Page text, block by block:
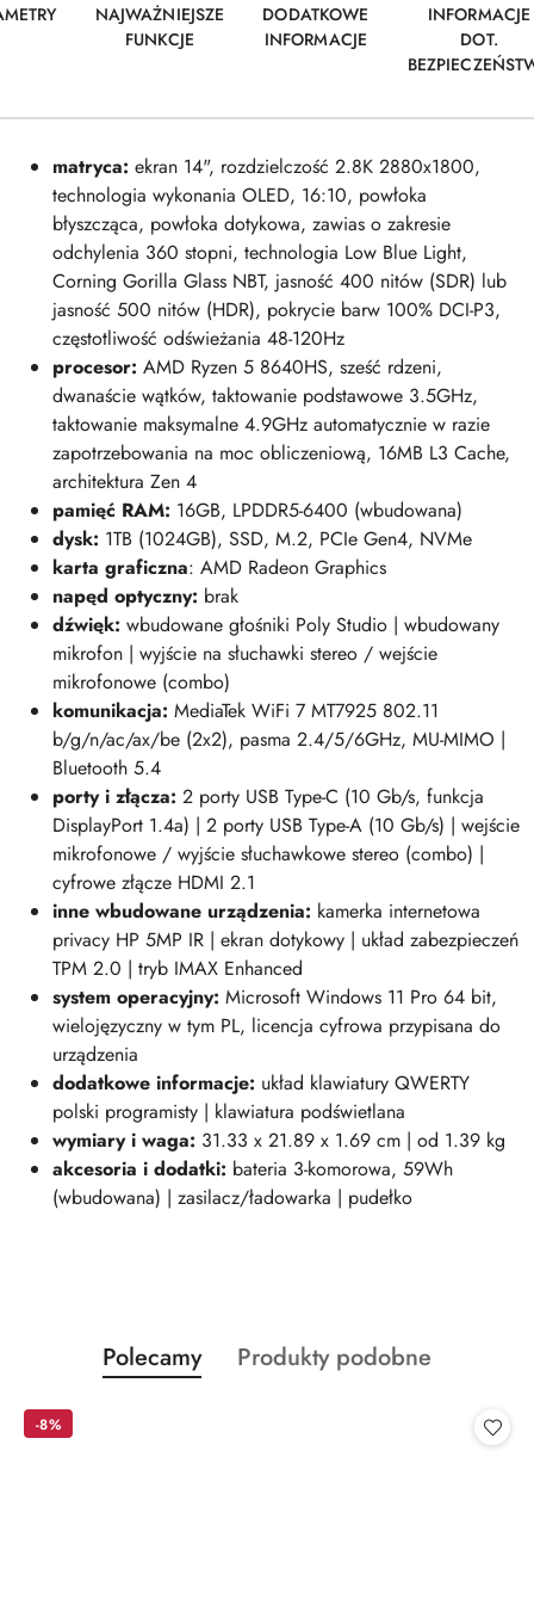
NAJWAŻNIEJSZE
FUNKCJE
DODATKOWE
INFORMACJE
INFORMACJE
DOT.
matryca: ekran 14", rozdzielczość 2.8K 2880x1800,
technologia wykonania OLED, 16:10, powłoka
błyszcząca, powłoka dotykowa, zawias o zakresie
odchylenia 360 stopni, technologia Low Blue Light,
Corning Gorilla Glass NBT, jasność 400 nitów (SDR) lub
jasność 500 nitów (HDR), pokrycie barw 100% DCI-P3,
częstotliwość odświeżania 48-120Hz
procesor: AMD Ryzen 5 8640HS, sześć rdzeni,
dwanaście wątków, taktowanie podstawowe 3.5GHz,
taktowanie maksymalne 4.9GHz automatycznie w razie
zapotrzebowania na moc obliczeniową, 16MB L3 Cache,
architektura Zen 4
pamięć RAM: 16GB, LPDDR5-6400 (wbudowana)
dysk: 1TB (1024GB), SSD, M.2, PCIe Gen4, NVMe
karta graficzna: AMD Radeon Graphics
napęd optyczny: brak
dźwięk: wbudowane głośniki Poly Studio | wbudowany
mikrofon | wyjście na słuchawki stereo / wejście
mikrofonowe (combo)
komunikacja: MediaTek WiFi 7 MT7925 802.11
b/g/n/ac/ax/be (2x2), pasma 2.4/5/6GHz, MU-MIMO |
Bluetooth 5.4
porty i złącza: 2 porty USB Type-C (10 Gb/s, funkcja
DisplayPort 1.4a) | 2 porty USB Type-A (10 Gb/s) | wejście
mikrofonowe / wyjście słuchawkowe stereo (combo) |
cyfrowe złącze HDMI 2.1
inne wbudowane urządzenia: kamerka internetowa
privacy HP 5MP IR | ekran dotykowy | układ zabezpieczeń
TPM 2.0 | tryb IMAX Enhanced
system operacyjny: Microsoft Windows 11 Pro 64 bit,
wielojęzyczny w tym PL, licencja cyfrowa przypisana do
urządzenia
dodatkowe informacje: układ klawiatury QWERTY
polski programisty | klawiatura podświetlana
wymiary i waga: 31.33 x 21.89 x 1.69 cm | od 1.39 kg
akcesoria i dodatki: bateria 3-komorowa, 59Wh
(wbudowana) | zasilacz/ładowarka | pudełko
Pomiń karuzelę produktów
Produkty
o
Polecamy
Produkty
Produkty podobne
-8%